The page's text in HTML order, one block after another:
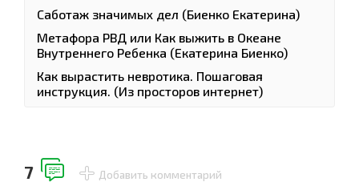
Саботаж значимых дел (Биенко Екатерина)
Метафора РВД или Как выжить в Океане
Внутреннего Ребенка (Екатерина Биенко)
Как вырастить невротика. Пошаговая
инструкция. (Из просторов интернет)
7 Добавить комментарий